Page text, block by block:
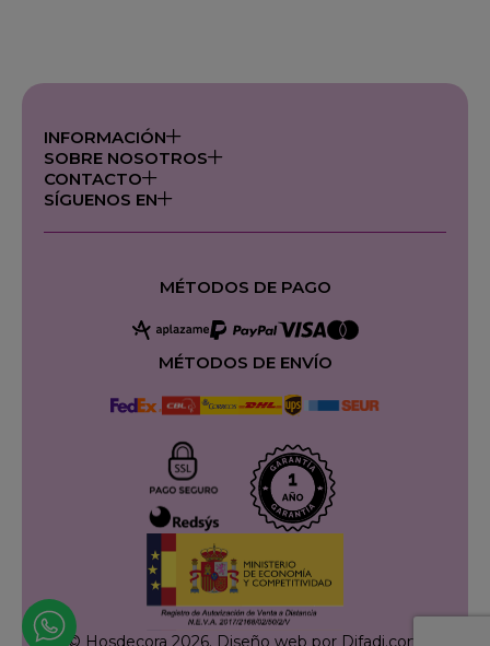
INFORMACIÓN
SOBRE NOSOTROS
CONTACTO
SÍGUENOS EN
MÉTODOS DE PAGO
MÉTODOS DE ENVÍO
© Hosdecora 2026. Diseño web por Difadi.com